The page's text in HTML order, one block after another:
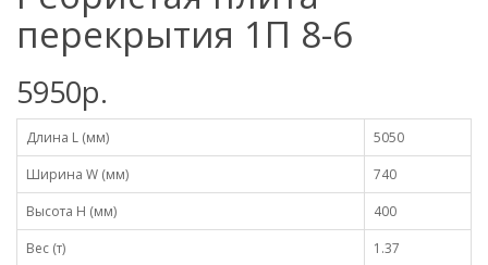
перекрытия 1П 8-6
5950р.
Длина L (мм)
5050
Ширина W (мм)
740
Высота H (мм)
400
Вес (т)
1.37